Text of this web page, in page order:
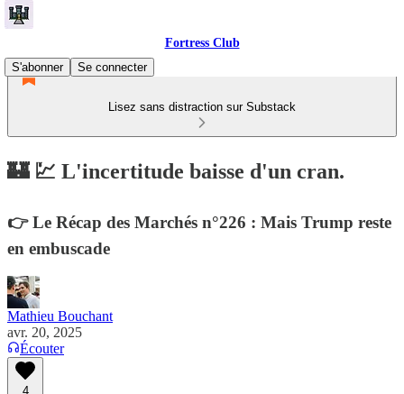
Fortress Club
S'abonner
Se connecter
Lisez sans distraction sur Substack
🏰 💹 L'incertitude baisse d'un cran.
👉 Le Récap des Marchés n°226 : Mais Trump reste
en embuscade
Mathieu Bouchant
avr. 20, 2025
Écouter
4